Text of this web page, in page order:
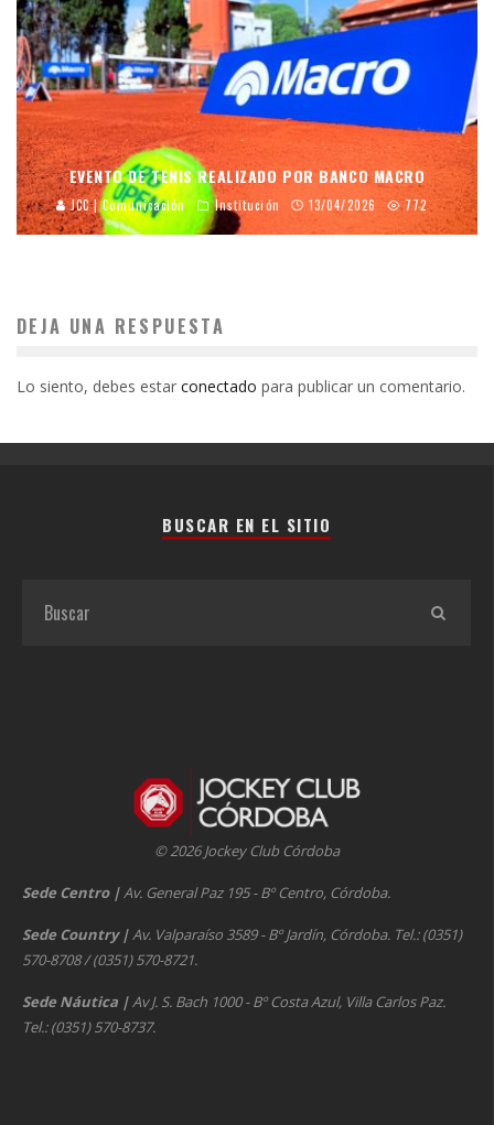
EVENTO DE TENIS REALIZADO POR BANCO MACRO
JCC | Comunicación Institución 13/04/2026 772
DEJA UNA RESPUESTA
Lo siento, debes estar conectado para publicar un comentario.
BUSCAR EN EL SITIO
© 2026 Jockey Club Córdoba
Sede Centro |Av. General Paz 195 - Bº Centro, Córdoba.
Sede Country |Av. Valparaíso 3589 - Bº Jardín, Córdoba. Tel.: (0351)
570-8708 / (0351) 570-8721.
Sede Náutica |Av J. S. Bach 1000 - Bº Costa Azul, Villa Carlos Paz.
Tel.: (0351) 570-8737.